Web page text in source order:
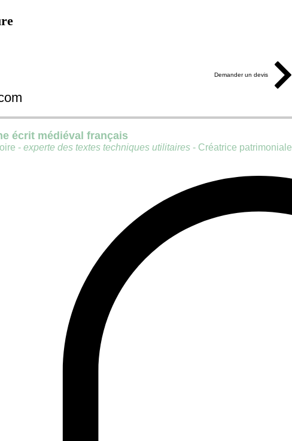
Demander un devis
écrit médiéval français
- experte des textes techniques utilitaires - Créatrice patrimoniale